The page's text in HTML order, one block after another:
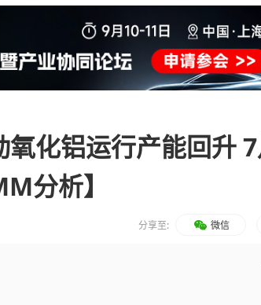
化铝运行产能回升
分析】
分享至: 微信